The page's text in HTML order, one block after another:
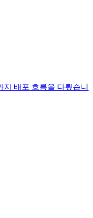
지 배포 흐름을 다뤘습니